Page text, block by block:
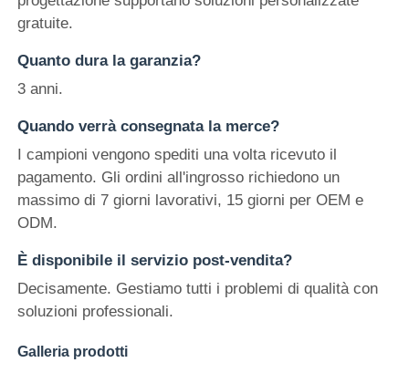
gratuite.
Quanto dura la garanzia?
3 anni.
Quando verrà consegnata la merce?
I campioni vengono spediti una volta ricevuto il
pagamento. Gli ordini all'ingrosso richiedono un
massimo di 7 giorni lavorativi, 15 giorni per OEM e
ODM.
È disponibile il servizio post-vendita?
Decisamente. Gestiamo tutti i problemi di qualità con
soluzioni professionali.
Galleria prodotti